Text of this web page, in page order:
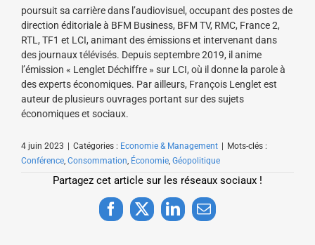
poursuit sa carrière dans l’audiovisuel, occupant des postes de
direction éditoriale à BFM Business, BFM TV, RMC, France 2,
RTL, TF1 et LCI, animant des émissions et intervenant dans
des journaux télévisés. Depuis septembre 2019, il anime
l’émission « Lenglet Déchiffre » sur LCI, où il donne la parole à
des experts économiques. Par ailleurs, François Lenglet est
auteur de plusieurs ouvrages portant sur des sujets
économiques et sociaux.
4 juin 2023 Catégories : Economie & Management
Mots-clés :
Conférence, Consommation, Économie, Géopolitique
Partagez cet article sur les réseaux sociaux !
Facebook
X LinkedInEmail